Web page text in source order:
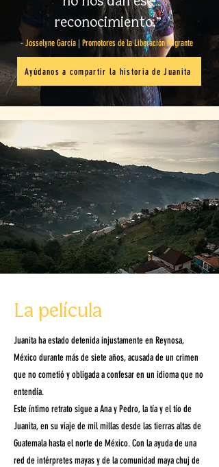
reconocimiento.”
- Josselyne García | Promotores de la Liberación Migrante
Ayúdanos a compartir la historia de Juanita
La película
Juanita ha estado detenida injustamente en Reynosa,
México durante más de siete años, acusada de un crimen
que no cometió y obligada a confesar en un idioma que no
entendía.
Este íntimo retrato sigue a Ana y Pedro, la tía y el tío de
Juanita, en su viaje de mil millas desde las tierras altas de
Guatemala hasta el norte de México. Con la ayuda de una
red de intérpretes mayas y de la comunidad maya chuj de